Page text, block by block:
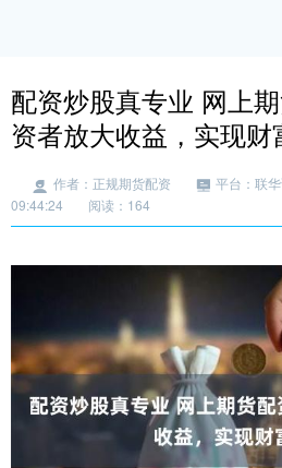
配资炒股真专业 网上
资者放大收益，实现财
作者：正规期货配资 平台：联
09:44:24
阅读：164